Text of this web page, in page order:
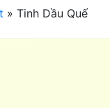
» Tinh Dầu Quế